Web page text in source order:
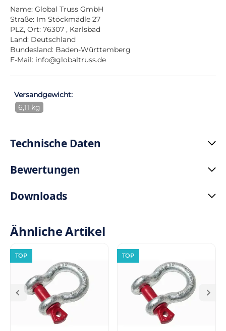
Name: Global Truss GmbH
Straße: Im Stöckmädle 27
PLZ, Ort: 76307 , Karlsbad
Land: Deutschland
Bundesland: Baden-Württemberg
E-Mail: info@globaltruss.de
Versandgewicht:
6,11 kg
Technische Daten
Bewertungen
Downloads
Ähnliche Artikel
TOP TOP